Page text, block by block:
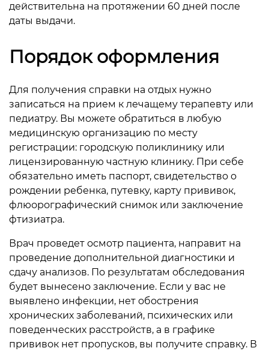
действительна на протяжении 60 дней после
даты выдачи.
Порядок оформления
Для получения справки на отдых нужно
записаться на прием к лечащему терапевту или
педиатру. Вы можете обратиться в любую
медицинскую организацию по месту
регистрации: городскую поликлинику или
лицензированную частную клинику. При себе
обязательно иметь паспорт, свидетельство о
рождении ребенка, путевку, карту прививок,
флюорографический снимок или заключение
фтизиатра.
Врач проведет осмотр пациента, направит на
проведение дополнительной диагностики и
сдачу анализов. По результатам обследования
будет вынесено заключение. Если у вас не
выявлено инфекции, нет обострения
хронических заболеваний, психических или
поведенческих расстройств, а в графике
прививок нет пропусков, вы получите справку. В